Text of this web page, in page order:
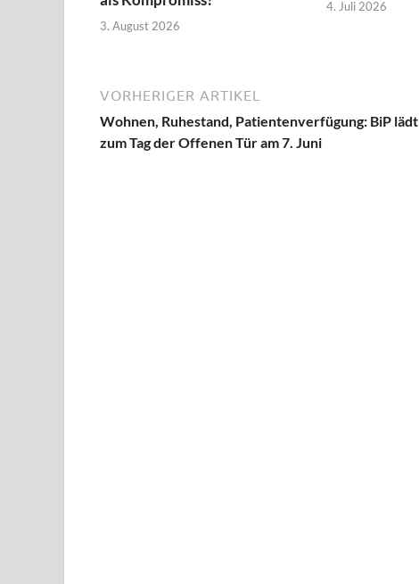
3. August 2026
4. Juli 2026
VORHERIGER ARTIKEL
Wohnen, Ruhestand, Patientenverfügung: BiP lädt
zum Tag der Offenen Tür am 7. Juni